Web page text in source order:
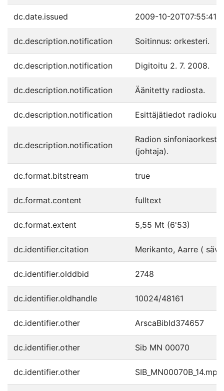
dc.date.issued 2009-10-20T07:55:41Z
dc.description.notification Soitinnus: orkesteri.
dc.description.notification Digitoitu 2. 7. 2008.
dc.description.notification Äänitetty radiosta.
dc.description.notification Esittäjätiedot
dc.description.notification
Radion
(johtaja).
dc.format.bitstream true
dc.format.content fulltext
dc.format.extent 5,55 Mt (6'53)
dc.identifier.citation Merikanto, Aarre ( säv.
dc.identifier.olddbid 2748
dc.identifier.oldhandle 10024/48161
dc.identifier.other ArscaBibId374657
dc.identifier.other Sib MN 00070
dc.identifier.other SIB_MN00070B_14.mp3